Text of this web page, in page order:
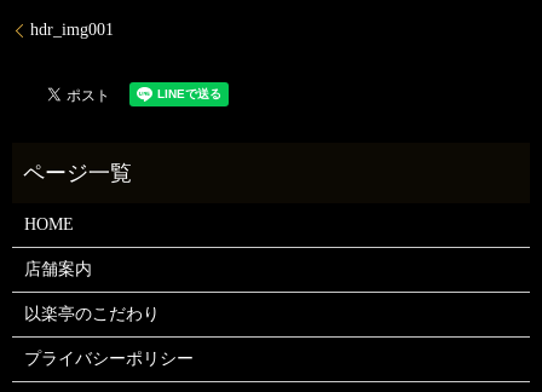
hdr_img001
HOME
店舗案内
以楽亭のこだわり
プライバシーポリシー